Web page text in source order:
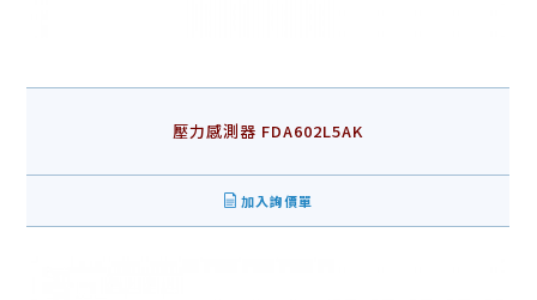
壓力感測器 FDA602L5AK
加入詢價單